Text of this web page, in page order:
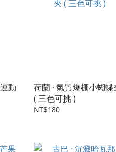
動
荷蘭 · 氣質爆棚小蝴蝶
( 三色可挑 )
NT$180